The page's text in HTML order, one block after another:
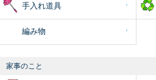
手入れ道具
編み物
家事のこと